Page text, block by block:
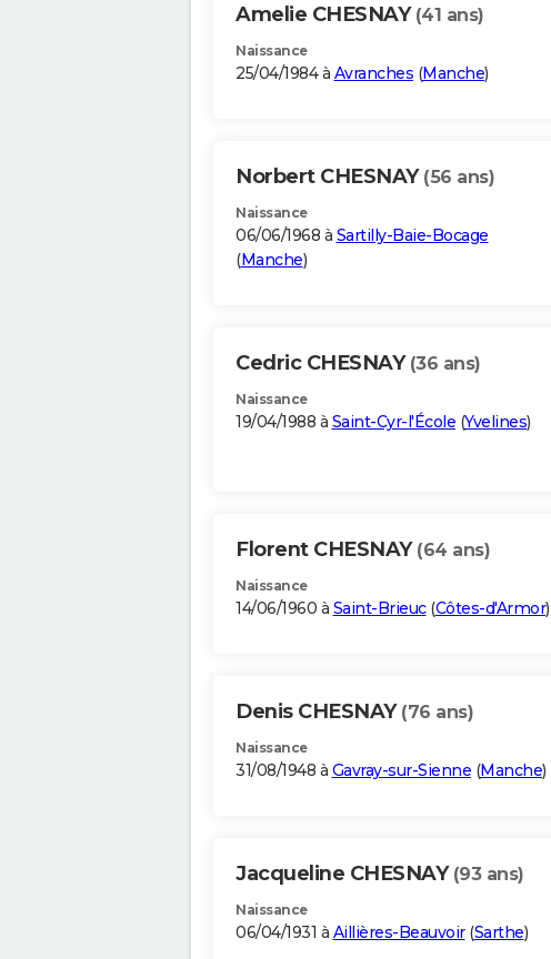
Amelie CHESNAY (41 ans)
Naissance
25/04/1984 à Avranches (Manche)
Norbert CHESNAY (56 ans)
Naissance
06/06/1968 à Sartilly-Baie-Bocage
(Manche)
Cedric CHESNAY (36 ans)
Naissance
19/04/1988 à Saint-Cyr-l'École (Yvelines)
Florent CHESNAY (64 ans)
Naissance
14/06/1960 à Saint-Brieuc(Côtes-d'Armor)
Denis CHESNAY (76 ans)
Naissance
31/08/1948 à Gavray-sur-Sienne (Manche)
Jacqueline CHESNAY (93 ans)
Naissance
06/04/1931 à Aillières-Beauvoir(Sarthe)